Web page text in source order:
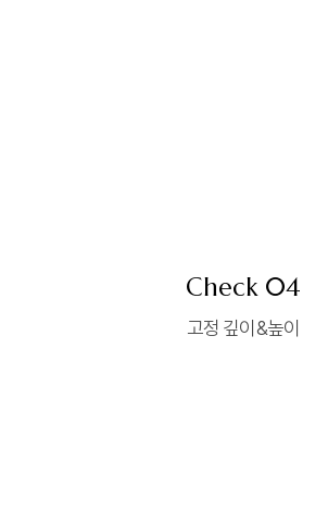
Check 04
고정 깊이&높이